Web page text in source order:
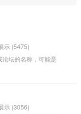
示 (5475)
坛的名称，可能是
专注于特定主题或
能，同时也会有管
能是地名，也可能
示 (3056)